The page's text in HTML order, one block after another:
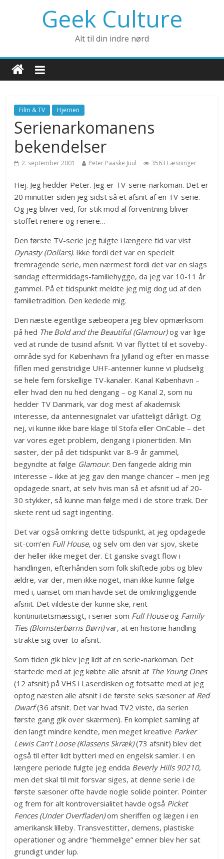
Geek Culture
Alt til din indre nørd
Film & TV Hjernen
Serienarkomanens
bekendelser
2. september 2001 Peter Paaske Juul 3563 Læsninger
Hej. Jeg hedder Peter. Jeg er TV-serie-narkoman. Det er
20 minutter siden jeg sidst så et afsnit af en TV-serie.
Og jeg bliver ved, for stik mod al forventning bliver
stoffet renere og renere…
Den første TV-serie jeg fulgte i længere tid var vist
Dynasty (Dollars). Ikke fordi det var en specielt
fremragende serie, men nærmest fordi det var en slags
søndag eftermiddags-familiehygge, da jeg var 10-11 år
gammel. På et tidspunkt meldte jeg mig dog ud af den
familietradition. Den kedede mig.
Den næste egentlige sæbeopera jeg blev opmærksom
på hed The Bold and the Beautiful (Glamour)og var lige
ved at runde de tusind afsnit. Vi var flyttet til et soveby-
område syd for København fra Jylland og efter en masse
fiflen med genstridige UHF-antenner kunne vi pludselig
se hele fem forskellige TV-kanaler. Kanal København –
eller hvad den nu hed dengang – og Kanal 2, som nu
hedder TV Danmark, var dog mest af akademisk
interesse, da antennesignalet var ufatteligt dårligt. Og
nej, vi kunne ikke bare klage til Stofa eller OnCable – det
var vores eget problem, dengang i pionertiden. Min
søster, der på det tidspunkt var 8-9 år gammel,
begyndte at følge Glamour. Den fangede aldrig min
interesse – ikke at jeg gav den mange chancer – men jeg
opdagede snart, at selv hvis man så et afsnit ud af 20-
30 stykker, så kunne man følge med i de store træk. Der
skete rent ud sagt ingenting.
Det var også omkring dette tidspunkt, at jeg opdagede
sit-com’en Full House, og selv om den var sjov, skete
der heller ikke meget der. Et ganske svagt flow i
handlingen, efterhånden som folk skiftede jobs og blev
ældre, var der, men ikke noget, man ikke kunne følge
med i, uanset om man havde set de omkringliggende
afsnit. Det vildeste der kunne ske, rent
kontinuitetsmæssigt, i serier som Full Houseog Family
Ties (Blomsterbørns Børn)var, at en historie handling
strakte sig over to afsnit.
Som tiden gik blev jeg lidt af en serie-narkoman. Det
startede med at jeg købte alle afsnit af The Young Ones
(12 afsnit) på VHS i Laserdisken og fotsatte med at jeg
optog næsten alle afsnit i de første seks sæsoner af Red
Dwarf(36 afsnit. Det var hvad TV2 viste, da serien
første gang gik over skærmen). En komplet samling af
den langt mindre kendte, men meget kreative Parker
Lewis Can’t Loose (Klassens Skræk)(73 afsnit) blev det
også til efter lidt bytteri med en engelsk samler. I en
længere periode fulgte jeg endda Beverly Hills 90210,
men det skal til mit forsvar siges, at denne serie i de
første sæsoner ofte havde nogle solide pointer. Pointer
og frem for alt kontroversialitet havde også Picket
Fences (Under Overfladen)om sheriffen og lægen i en
amerikansk lilleby. Transvestitter, demens, plastiske
operationer og andre “hemmelige” emner blev her sat
grundigt under lup.